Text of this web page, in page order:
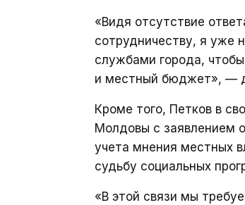
«Видя отсутствие
сотрудничеству, я уже
службами города,
и местный бюджет», —
Кроме того, Петков в
Молдовы с заявлением
учета мнения местных
судьбу социальных
«В этой связи мы